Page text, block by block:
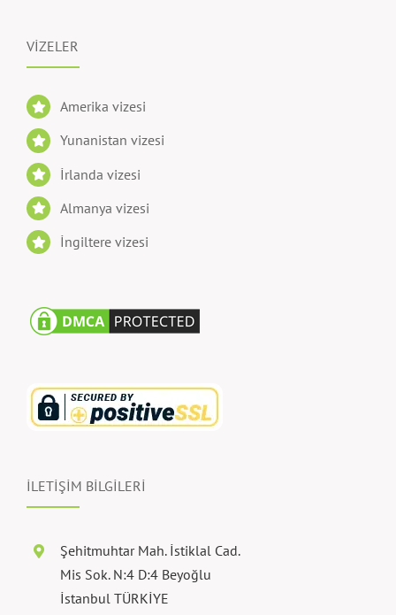
VİZELER
Amerika vizesi
Yunanistan vizesi
İrlanda vizesi
Almanya vizesi
İngiltere vizesi
İLETİŞİM BİLGİLERİ
Şehitmuhtar Mah. İstiklal Cad.
Mis Sok. N:4 D:4 Beyoğlu
İstanbul TÜRKİYE